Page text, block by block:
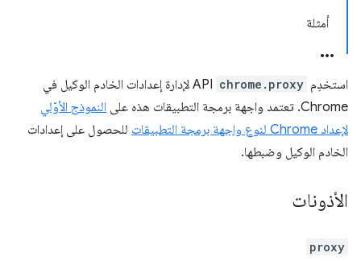
أمثلة
استخدِم chrome.proxy
API لإدارة إعدادات الخادم الوكيل في
Chrome. تعتمد واجهة برمجة التطبيقات هذه على
النموذج الأوّلي
لإعداد Chrome لنوع واجهة برمجة التطبيقات
للحصول على إعدادات
الخادم الوكيل وضبطها.
الأذونات
proxy